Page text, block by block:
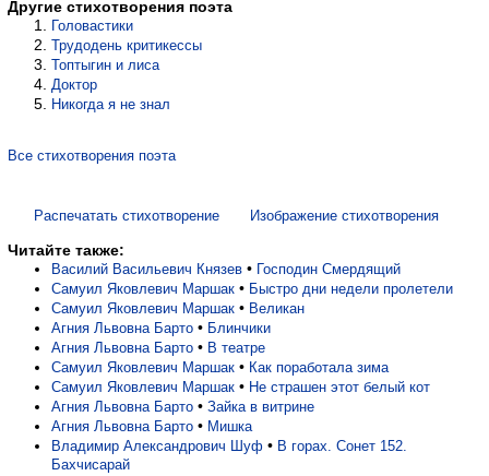
Другие стихотворения поэта
Головастики
Трудодень критикессы
Топтыгин и лиса
Доктор
Никогда я не знал
Все стихотворения поэта
Распечатать стихотворение Изображение стихотворения
Читайте также:
Василий Васильевич Князев • Господин Смердящий
Самуил Яковлевич Маршак • Быстро дни недели пролетели
Самуил Яковлевич Маршак • Великан
Агния Львовна Барто • Блинчики
Агния Львовна Барто • В театре
Самуил Яковлевич Маршак • Как поработала зима
Самуил Яковлевич Маршак • Не страшен этот белый кот
Агния Львовна Барто • Зайка в витрине
Агния Львовна Барто • Мишка
Владимир Александрович Шуф • В горах. Сонет 152.
Бахчисарай